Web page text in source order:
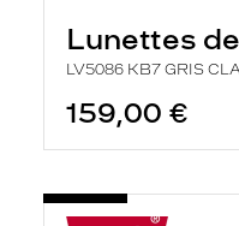
Lunettes
LV5086 KB7 GRIS
159,00 €